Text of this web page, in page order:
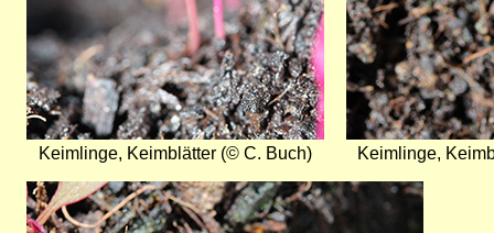
Keimlinge, Keimblätter (© C. Buch)
Keimlinge,
Bild